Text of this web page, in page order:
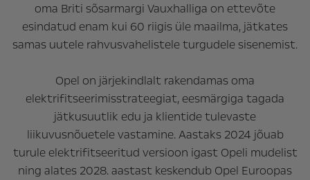
oma Briti sõsarmargi Vauxhalliga on ettevõte
esindatud enam kui 60 riigis üle maailma, jätkates
samas uutele rahvusvahelistele turgudele sisenemist.
Opel on järjekindlalt rakendamas oma
elektrifitseerimisstrateegiat, eesmärgiga tagada
jätkusuutlik edu ja klientide tulevaste
liikuvusnõuetele vastamine. Aastaks 2024 jõuab
turule elektrifitseeritud versioon igast Opeli mudelist
ning alates 2028. aastast keskendub Opel Euroopas